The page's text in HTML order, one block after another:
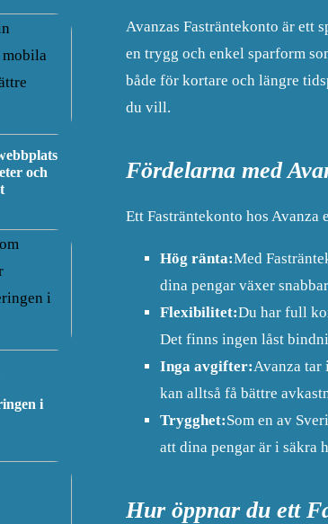
Avanzas Fasträntekonto är ett
en trygg och enkel sparform
både för kortare och längre
du vill.
Fördelarna med
Ett Fasträntekonto hos
Hög ränta:Med
dina pengar växer
Flexibilitet:Du har full
Det finns ingen låst
Inga avgifter:Avanza tar
kan alltså få bättre
Trygghet:Som en av
att dina pengar är i säkra
Hur öppnar du ett
och
i